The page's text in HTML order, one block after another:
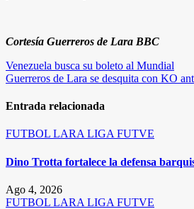
Cortesía Guerreros de Lara BBC
Navegación
de
entradas
Venezuela busca su boleto al Mundial
Guerreros de Lara se desquita con KO
Entrada relacionada
FUTBOL LARALIGA FUTVE
Dino Trotta fortalece la defensa
Ago 4, 2026
FUTBOL LARA LIGA FUTVE